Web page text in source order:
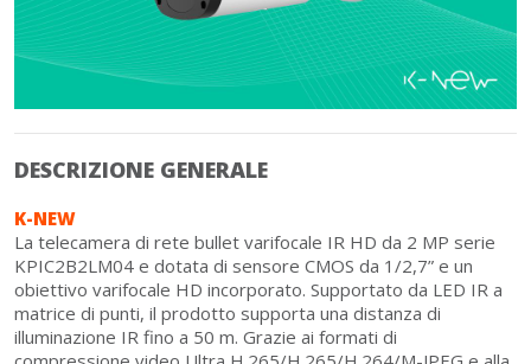
DESCRIZIONE GENERALE
K-NEW
La telecamera di rete bullet varifocale IR HD da 2 MP serie
KPIC2B2LM04 e dotata di sensore CMOS da 1/2,7” e un
obiettivo varifocale HD incorporato. Supportato da LED IR a
matrice di punti, il prodotto supporta una distanza di
illuminazione IR fino a 50 m. Grazie ai formati di